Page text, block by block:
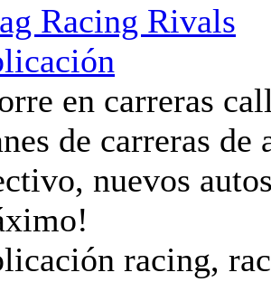
Racing Rivals
en carreras
de carreras de
nuevos
racing,